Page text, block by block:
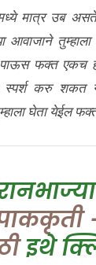
मात्र उब असते.
आवाजाने
फक्त एकच
स्पर्श करु शकत
घेता येईल
इथे